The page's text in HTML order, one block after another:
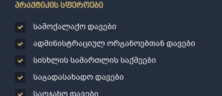
პრაქტიკის სფეროები
სამოქალაქო დავები
ადმინისტრაციულ ორგანოებთან დავები
სისხლის სამართლის საქმეები
საგადასახადო დავები